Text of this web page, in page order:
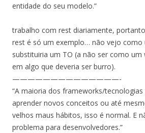
entidade do seu modelo.”
trabalho com rest diariamente,
rest é só um exemplo… não vejo como
substituiria um TO (a não ser como um
em algo que deveria ser burro).
——————————————-
“A maioria dos frameworks/
aprender novos conceitos ou até
velhos maus hábitos, isso é normal. E
problema para desenvolvedores.”